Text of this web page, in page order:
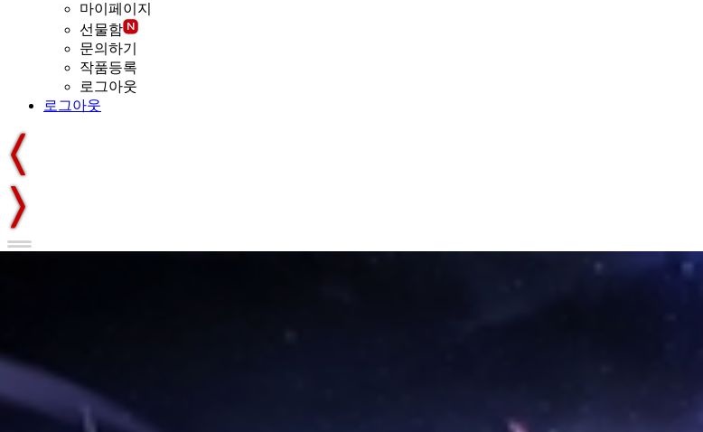
마이페이지
선물함
문의하기
작품등록
로그아웃
로그아웃